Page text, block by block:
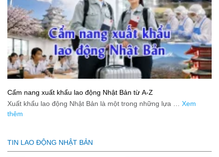
Cẩm nang xuất khẩu lao động Nhật Bản từ A-Z
Xuất khẩu lao động Nhật Bản là một trong những lựa … Xem
thêm
TIN LAO ĐỘNG NHẬT BẢN